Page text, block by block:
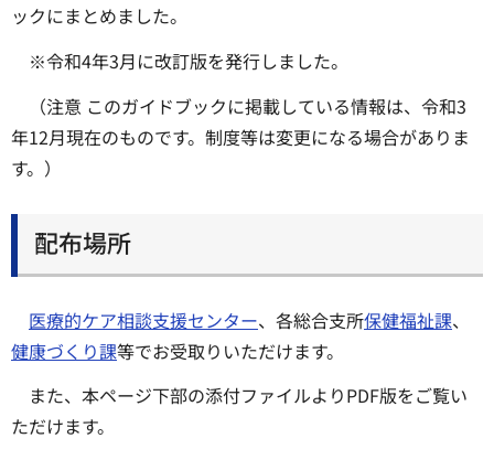
ックにまとめました。
※令和4年3月に改訂版を発行しました。
（注意 このガイドブックに掲載している情報は、令和3
年12月現在のものです。制度等は変更になる場合がありま
す。）
配布場所
医療的ケア相談支援センター、各総合支所保健福祉課、
健康づくり課等でお受取りいただけます。
また、本ページ下部の添付ファイルよりPDF版をご覧い
ただけます。